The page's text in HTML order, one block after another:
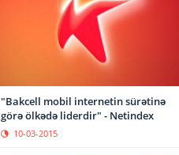
"Bakcell mobil internetin sürətinə
görə ölkədə liderdir" - Netindex
10-03-2015